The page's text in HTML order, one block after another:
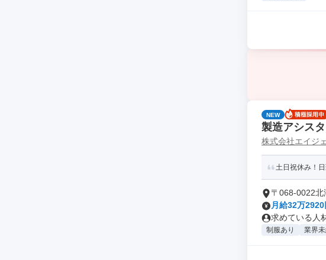
NEW
製造アシス
株式会社エイジ
土日祝休み！
〒068-0022北
月給32万
求めている人
制服あり 業界